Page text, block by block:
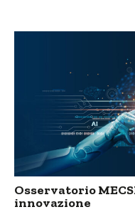
Osservatorio
innovazione